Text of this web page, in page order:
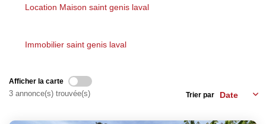
Actualités
Location Maison saint genis laval
Immobilier saint genis laval
Afficher la carte
3 annonce(s) trouvée(s) Trier par